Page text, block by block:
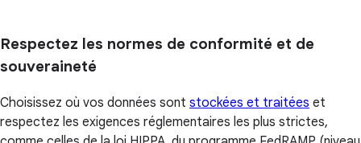
Respectez les normes de conformité et de
souveraineté
Choisissez où vos données sont stockées et traitées et
respectez les exigences réglementaires les plus strictes,